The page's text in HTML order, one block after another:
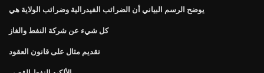
يوضح الرسم البياني أن الضرائب الفيدرالية وضرائب الولاية هي
كل شيء عن شركة النفط والغاز
تقديم مثال على قانون العقود